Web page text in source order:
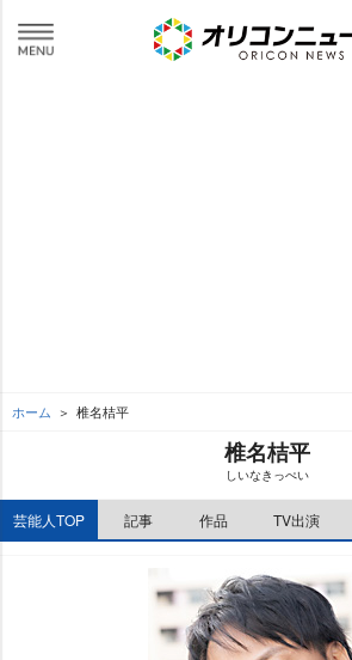
ホーム 椎名桔平
椎名桔平
しいなきっぺい
芸能人TOP 記事 作品 TV出演